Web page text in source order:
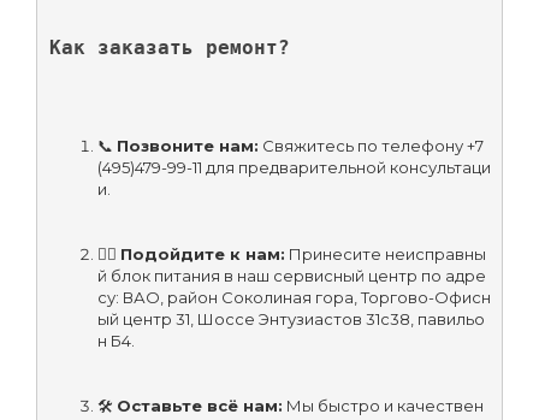
Как заказать ремонт?
📞 Позвоните нам: Свяжитесь по телефону +7
(495)479-99-11 для предварительной консультаци
и.
🚶‍♂️ Подойдите к нам: Принесите неисправны
й блок питания в наш сервисный центр по адре
су: ВАО, район Соколиная гора, Торгово-Офисн
ый центр 31, Шоссе Энтузиастов 31с38, павильо
н Б4.
🛠 Оставьте всё нам: Мы быстро и качествен